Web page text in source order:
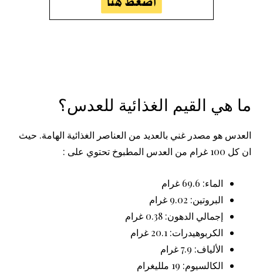
ما هي القيم الغذائية للعدس؟
العدس هو مصدر غني بالعديد من العناصر الغذائية الهامة. حيث
ان كل 100 غرام من العدس المطبوخ تحتوي على :
الماء: 69.6 غرام
البروتين: 9.02 غرام
إجمالي الدهون: 0.38 غرام
الكربوهيدرات: 20.1 غرام
الألياف: 7.9 غرام
الكالسيوم: 19 ملليغرام